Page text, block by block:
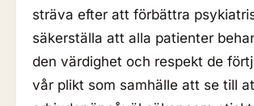
sträva efter att förbättra
säkerställa att alla patienter
den värdighet och respekt de
vår plikt som samhälle att se till